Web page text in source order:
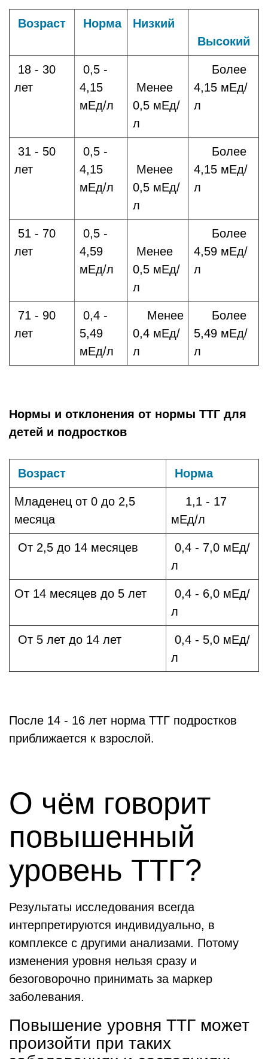
Возраст Норма
Низкий
Высокий
18 - 30
лет
0,5 -
4,15
мЕд/л
Менее
0,5 мЕд/
л
Более
4,15 мЕд/
л
31 - 50
лет
0,5 -
4,15
мЕд/л
Менее
0,5 мЕд/
л
Более
4,15 мЕд/
л
51 - 70
лет
0,5 -
4,59
мЕд/л
Менее
0,5 мЕд/
л
Более
4,59 мЕд/
л
71 - 90
лет
0,4 -
5,49
мЕд/л
Менее
0,4 мЕд/
л
Более
5,49 мЕд/
л
Нормы и отклонения от нормы ТТГ для
детей и подростков
Возраст Норма
Младенец от 0 до 2,5
месяца
1,1 - 17
мЕд/л
От 2,5 до 14 месяцев
0,4 - 7,0 мЕд/
л
От 14 месяцев до 5 лет
0,4 - 6,0 мЕд/
л
От 5 лет до 14 лет
0,4 - 5,0 мЕд/
л
После 14 - 16 лет норма ТТГ подростков
приближается к взрослой.
О чём говорит
повышенный
уровень ТТГ?
Результаты исследования всегда
интерпретируются индивидуально, в
комплексе с другими анализами. Потому
изменения уровня нельзя сразу и
безоговорочно принимать за маркер
заболевания.
Повышение уровня ТТГ может
произойти при таких